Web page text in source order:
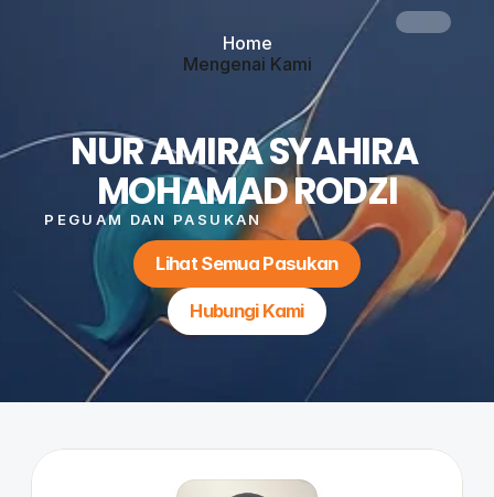
Home
Mengenai Kami
Hubungi Kami
Button
PEGUAM DAN PASUKAN
NUR AMIRA SYAHIRA
MOHAMAD RODZI
Lihat Semua Pasukan
Hubungi Kami